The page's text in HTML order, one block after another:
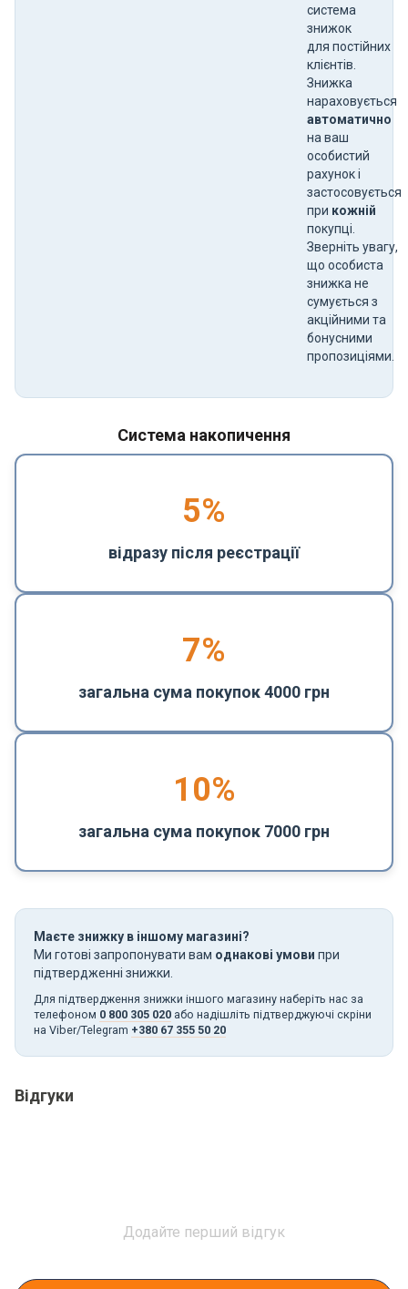
система
знижок
для постійних
клієнтів.
Знижка
нараховується
автоматично
на ваш
особистий
рахунок і
застосовується
при кожній
покупці.
Зверніть увагу,
що особиста
знижка не
сумується з
акційними та
бонусними
пропозиціями.
Система накопичення
5%
відразу після реєстрації
7%
загальна сума покупок 4000 грн
10%
загальна сума покупок 7000 грн
Маєте знижку в іншому магазині?
Ми готові запропонувати вам однакові умови при
підтвердженні знижки.
Для підтвердження знижки іншого магазину наберіть нас за
телефоном 0 800 305 020 або надішліть підтверджуючі скріни
на Viber/Telegram +380 67 355 50 20
Відгуки
Додайте перший відгук